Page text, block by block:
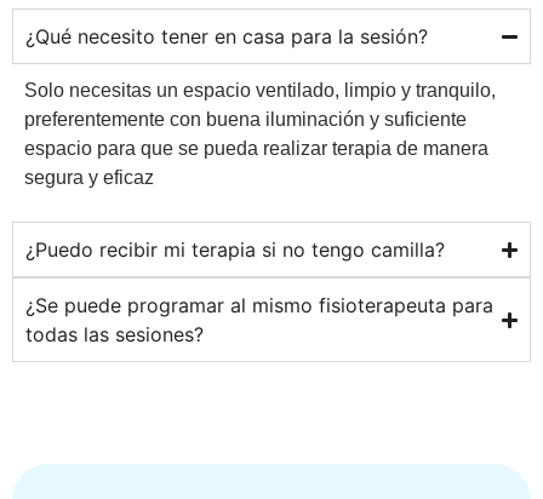
¿Qué necesito tener en casa para la sesión?
Solo necesitas un espacio ventilado, limpio y tranquilo,
preferentemente con buena iluminación y suficiente
espacio para que se pueda realizar terapia de manera
segura y eficaz
¿Puedo recibir mi terapia si no tengo camilla?
¿Se puede programar al mismo fisioterapeuta para
todas las sesiones?